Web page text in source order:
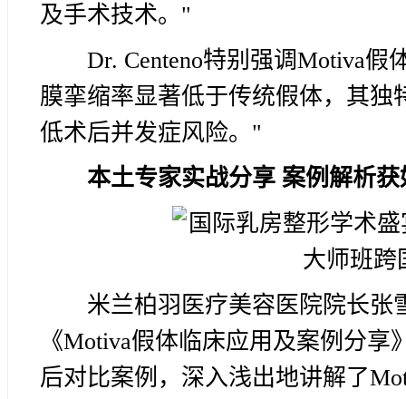
及手术技术。"
Dr. Centeno特别强调Motiva
膜挛缩率显著低于传统假体，其
低术后并发症风险。"
本土专家实战分享 案例解析获
米兰柏羽医疗美容医院院长张
《Motiva假体临床应用及案例分
后对比案例，深入浅出地讲解了